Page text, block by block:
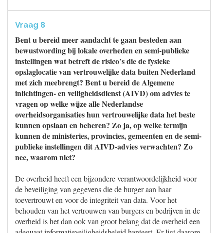
Vraag 8
Bent u bereid meer aandacht te gaan besteden aan
bewustwording bij lokale overheden en semi-publieke
instellingen wat betreft de risico’s die de fysieke
opslaglocatie van vertrouwelijke data buiten Nederland
met zich meebrengt? Bent u bereid de Algemene
inlichtingen- en veiligheidsdienst (AIVD) om advies te
vragen op welke wijze alle Nederlandse
overheidsorganisaties hun vertrouwelijke data het beste
kunnen opslaan en beheren? Zo ja, op welke termijn
kunnen de ministeries, provincies, gemeenten en de semi-
publieke instellingen dit AIVD-advies verwachten? Zo
nee, waarom niet?
De overheid heeft een bijzondere verantwoordelijkheid voor
de beveiliging van gegevens die de burger aan haar
toevertrouwt en voor de integriteit van data. Voor het
behouden van het vertrouwen van burgers en bedrijven in de
overheid is het dan ook van groot belang dat de overheid een